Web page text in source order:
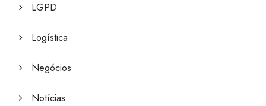
LGPD
Logística
Negócios
Notícias